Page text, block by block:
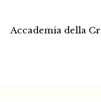
Accademia della